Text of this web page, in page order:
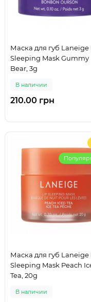
Маска для губ Laneige
Sleeping Mask Gummy
Bear, 3g
В наличии
210.00 грн
Маска для губ Laneige
Sleeping Mask Peach
Tea, 20g
В наличии